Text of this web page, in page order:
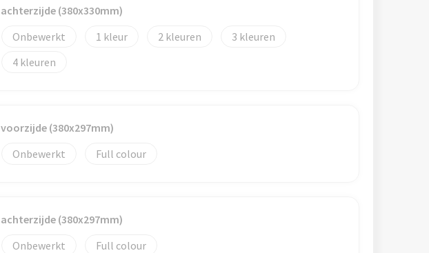
achterzijde (380x330mm)
Onbewerkt
1 2
3
4
voorzijde (380x297mm)
Onbewerkt
Full colour
achterzijde (380x297mm)
Onbewerkt
Full colour